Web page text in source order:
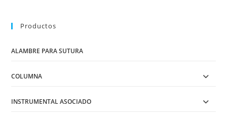
Productos
ALAMBRE PARA SUTURA
COLUMNA
INSTRUMENTAL ASOCIADO